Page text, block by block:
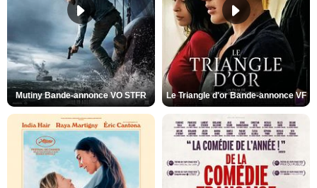
Mutiny Bande-annonce VO STFR Le Triangle d'or Bande-annonce VF